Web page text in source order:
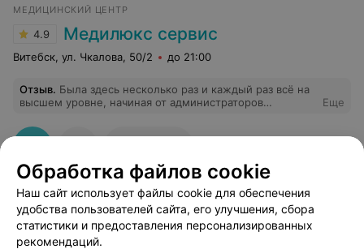
МЕДИЦИНСКИЙ ЦЕНТР
4.9 Медилюкс сервис
Витебск, ул. Чкалова, 50/2 до 21:00
Отзыв. Была здесь несколько раз и каждый раз всё на
высшем уровне, начиная от администраторов
профессиональны.
Еще
Обработка файлов cookie
Наш сайт использует файлы cookie для обеспечения
удобства пользователей сайта, его улучшения, сбора
статистики и предоставления персонализированных
рекомендаций.